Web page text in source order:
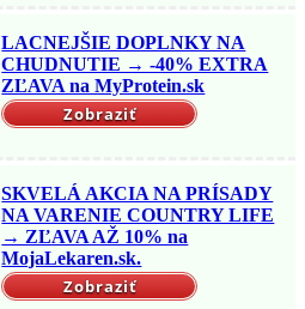
LACNEJŠIE DOPLNKY NA
CHUDNUTIE → -40% EXTRA
ZĽAVA na MyProtein.sk
Zobraziť
SKVELÁ AKCIA NA PRÍSADY
NA VARENIE COUNTRY LIFE
→ ZĽAVA AŽ 10% na
MojaLekaren.sk.
Zobraziť